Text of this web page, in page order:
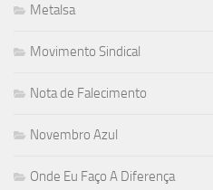
Metalsa
Movimento Sindical
Nota de Falecimento
Novembro Azul
Onde Eu Faço A Diferença